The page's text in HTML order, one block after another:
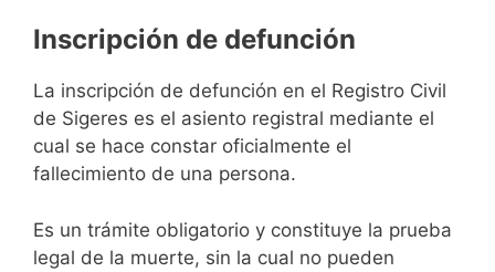
Inscripción de defunción
La inscripción de defunción en el Registro Civil
de Sigeres es el asiento registral mediante el
cual se hace constar oficialmente el
fallecimiento de una persona.
Es un trámite obligatorio y constituye la prueba
legal de la muerte, sin la cual no pueden